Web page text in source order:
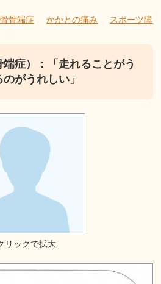
骨端症 かかとの痛み
スポーツ障
症）：「走れることがう
がうれしい」